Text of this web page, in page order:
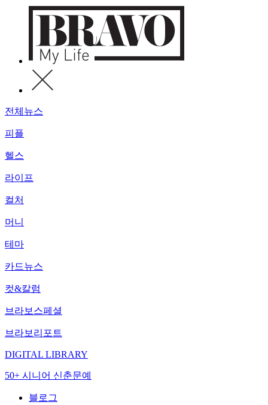
전체뉴스
피플
헬스
라이프
컬처
머니
테마
카드뉴스
컷&칼럼
브라보스페셜
브라보리포트
DIGITAL LIBRARY
50+ 시니어 신춘문예
블로그